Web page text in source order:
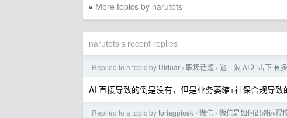
» More topics by narutots
narutots's recent replies
Replied to a topic by Ulduar › 职场话题 › 这一波 AI 冲击下 有
AI 直接导致的倒是没有，但是业务萎缩+社保合规导致
Replied to a topic bytoriagpiosk › 微信 › 微信是如何识别远程